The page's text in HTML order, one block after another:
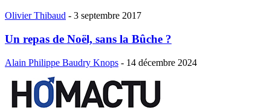
Olivier Thibaud - 3 septembre 2017
Un repas de Noël, sans la Bûche ?
Alain Philippe Baudry Knops - 14 décembre 2024